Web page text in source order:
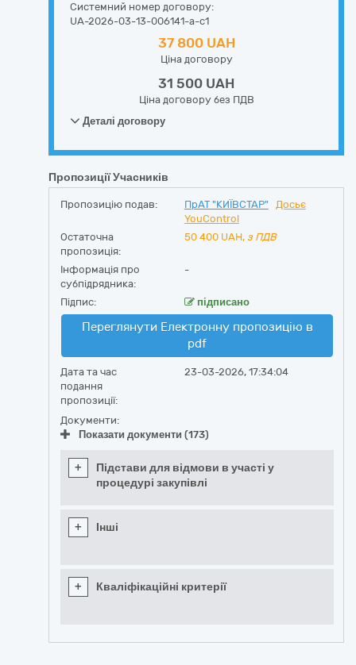
Системний номер договору:
UA-2026-03-13-006141-a-c1
37 800 UAH
Ціна договору
31 500 UAH
Ціна договору без ПДВ
Деталі договору
Пропозиції Учасників
Пропозицію подав: ПрАТ "КИЇВСТАР"
Досьє
YouControl
Остаточна
пропозиція:
50 400 UAH, з ПДВ
Інформація про
субпідрядника:
-
Підпис: підписано
Переглянути Електронну пропозицію в
pdf
Дата та час
подання
пропозиції:
23-03-2026, 17:34:04
Документи:
Показати документи (173)
+
Підстави для відмови в участі у
процедурі закупівлі
+ Інші
+ Кваліфікаційні критерії